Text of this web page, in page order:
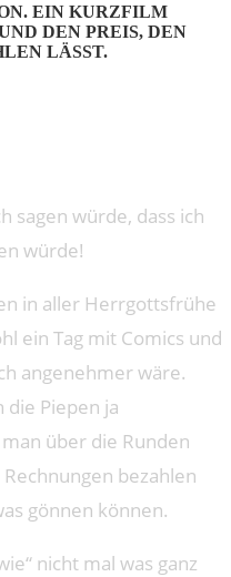
EIN KURZFILM
DEN PREIS, DEN
LÄSST.
sagen würde, dass ich
würde!
in aller Herrgottsfrühe
ein Tag mit Comics und
angenehmer wäre.
Piepen ja
über die Runden
bezahlen
gönnen können.
nicht mal was ganz